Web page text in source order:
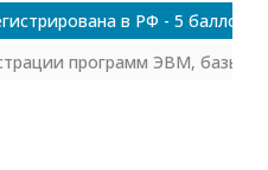
в РФ - 5 баллов
программ ЭВМ, базы